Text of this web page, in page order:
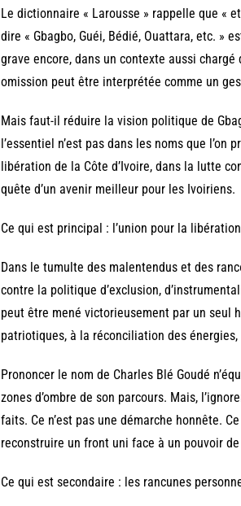
Le dictionnaire « Larousse » rappelle que «
dire « Gbagbo, Guéi, Bédié, Ouattara, etc. »
grave encore, dans un contexte aussi
omission peut être interprétée comme un
Mais faut-il réduire la vision politique de
l’essentiel n’est pas dans les noms que
libération de la Côte d’Ivoire, dans la lutte
quête d’un avenir meilleur pour les Ivoiriens.
Ce qui est principal : l’union pour la libération
Dans le tumulte des malentendus et des
contre la politique d’exclusion,
peut être mené victorieusement par un seul
patriotiques, à la réconciliation des
Prononcer le nom de Charles Blé Goudé
zones d’ombre de son parcours. Mais,
faits. Ce n’est pas une démarche honnête.
reconstruire un front uni face à un pouvoir
Ce qui est secondaire : les rancunes